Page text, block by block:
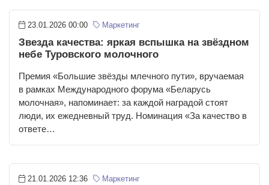
23.01.2026 00:00 Маркетинг
Звезда качества: яркая вспышка на звёздном
небе Туровского молочного
Премия «Большие звёзды млечного пути», вручаемая
в рамках Международного форума «Беларусь
молочная», напоминает: за каждой наградой стоят
люди, их ежедневный труд. Номинация «За качество в
ответе…
21.01.2026 12:36 Маркетинг